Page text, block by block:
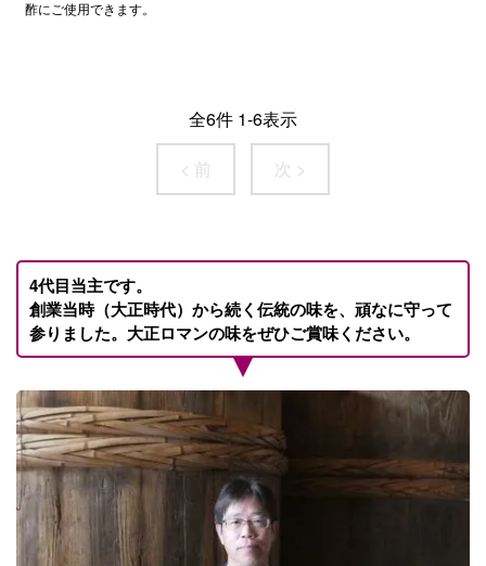
酢にご使用できます。
全6件 1-6表示
< 前
次 >
4代目当主です。
創業当時（大正時代）から続く伝統の味を、頑なに守って
参りました。大正ロマンの味をぜひご賞味ください。